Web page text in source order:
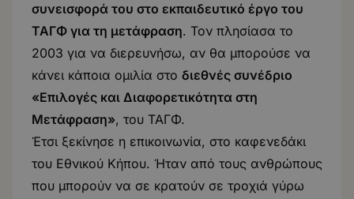
συνεισφορά του στο εκπαιδευτικό έργο του
ΤΑΓΦ για τη μετάφραση. Τον πλησίασα το
2003 για να διερευνήσω, αν θα μπορούσε να
κάνει κάποια ομιλία στο διεθνές συνέδριο
«Επιλογές και Διαφορετικότητα στη
Μετάφραση», του ΤΑΓΦ.
Έτσι ξεκίνησε η επικοινωνία, στο καφενεδάκι
του Εθνικού Κήπου. Ήταν από τους ανθρώπους
που μπορούν να σε κρατούν σε τροχιά γύρω